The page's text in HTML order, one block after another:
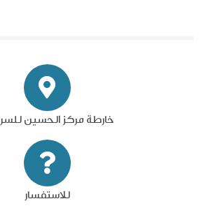
خارطة مركز الحسين
للاستفسار